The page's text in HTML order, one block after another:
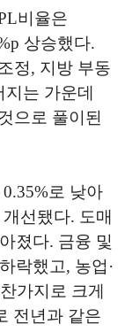
비율은
상승했다.
정, 지방 부동
는 가운데
으로 풀이된
로 낮아
선됐다. 도매
졌다. 금융 및
락했고, 농업·
가지로 크게
전년과 같은